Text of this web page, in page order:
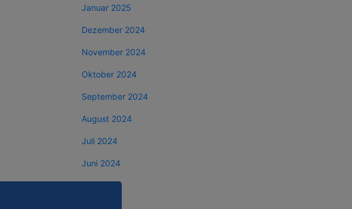
Januar 2025
Dezember 2024
November 2024
Oktober 2024
September 2024
August 2024
Juli 2024
Juni 2024